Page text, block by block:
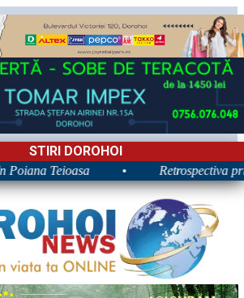
STIRI DOROHOI
Teioasa Retrospectiva